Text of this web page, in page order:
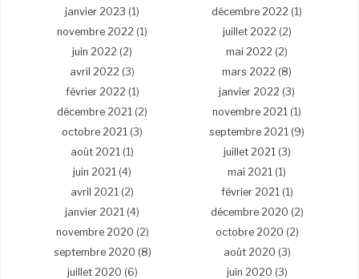
janvier 2023 (1) décembre 2022 (1)
novembre 2022 (1) juillet 2022 (2)
juin 2022 (2) mai 2022 (2)
avril 2022 (3) mars 2022 (8)
février 2022 (1) janvier 2022 (3)
décembre 2021 (2) novembre 2021 (1)
octobre 2021 (3) septembre 2021 (9)
août 2021 (1) juillet 2021 (3)
juin 2021 (4) mai 2021 (1)
avril 2021 (2) février 2021 (1)
janvier 2021 (4) décembre 2020 (2)
novembre 2020 (2) octobre 2020 (2)
septembre 2020 (8) août 2020 (3)
juillet 2020 (6) juin 2020 (3)